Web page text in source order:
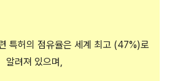
특허의 점유율은 세계 최고 (47%)로
알려져 있으며,